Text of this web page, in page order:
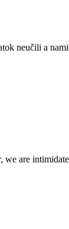
neučili a
we are